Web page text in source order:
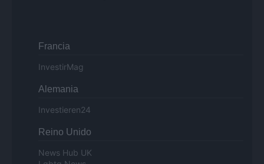
Francia
InvestirMag
Alemania
Investieren24
Reino Unido
News Hub UK